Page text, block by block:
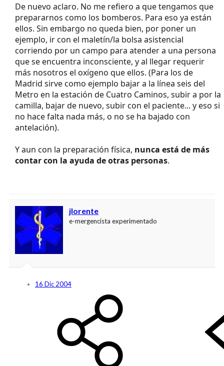
De nuevo aclaro. No me refiero a que tengamos que
prepararnos como los bomberos. Para eso ya están
ellos. Sin embargo no queda bien, por poner un
ejemplo, ir con el maletín/la bolsa asistencial
corriendo por un campo para atender a una persona
que se encuentra inconsciente, y al llegar requerir
más nosotros el oxígeno que ellos. (Para los de
Madrid sirve como ejemplo bajar a la línea seis del
Metro en la estación de Cuatro Caminos, subir a por la
camilla, bajar de nuevo, subir con el paciente... y eso si
no hace falta nada más, o no se ha bajado con
antelación).
Y aun con la preparación física, nunca está de más
contar con la ayuda de otras personas.
jlorente
e-mergencista experimentado
16 Dic 2004